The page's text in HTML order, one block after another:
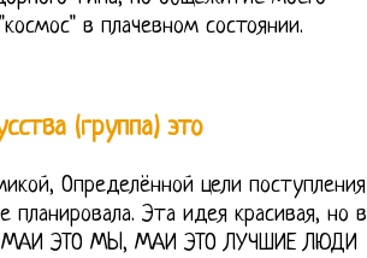
в плачевном состоянии.
(группа) это
Определённой цели
Эта идея красивая, но
МАИ ЭТО МЫ, МАИ ЭТО ЛУЧШИЕ ЛЮДИ